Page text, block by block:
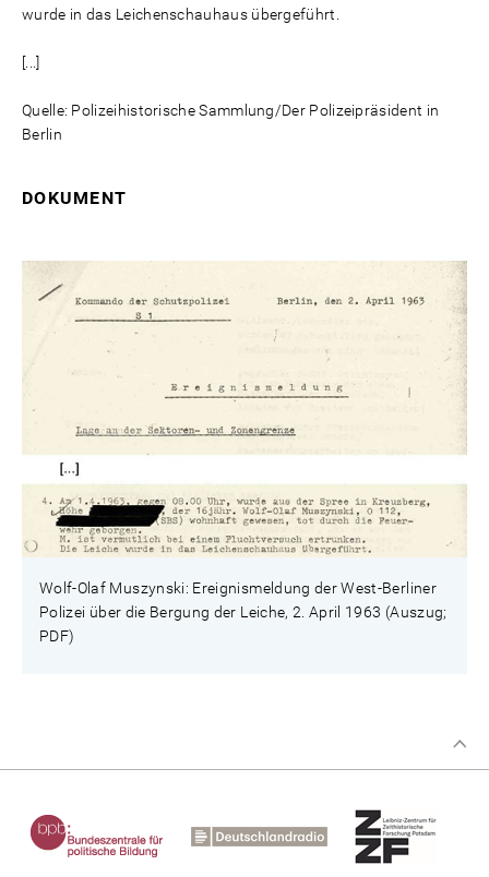
wurde in das Leichenschauhaus übergeführt.
[...]
Quelle: Polizeihistorische Sammlung/Der Polizeipräsident in
Berlin
DOKUMENT
Wolf-Olaf Muszynski: Ereignismeldung der West-Berliner
Polizei über die Bergung der Leiche, 2. April 1963 (Auszug;
PDF)